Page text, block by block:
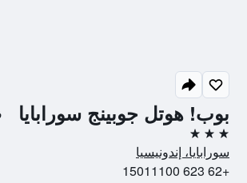
بوب! هوتل جوبينج سورابايا
3 نجوم
سورابايا، إندونيسيا
+62 623 15011100